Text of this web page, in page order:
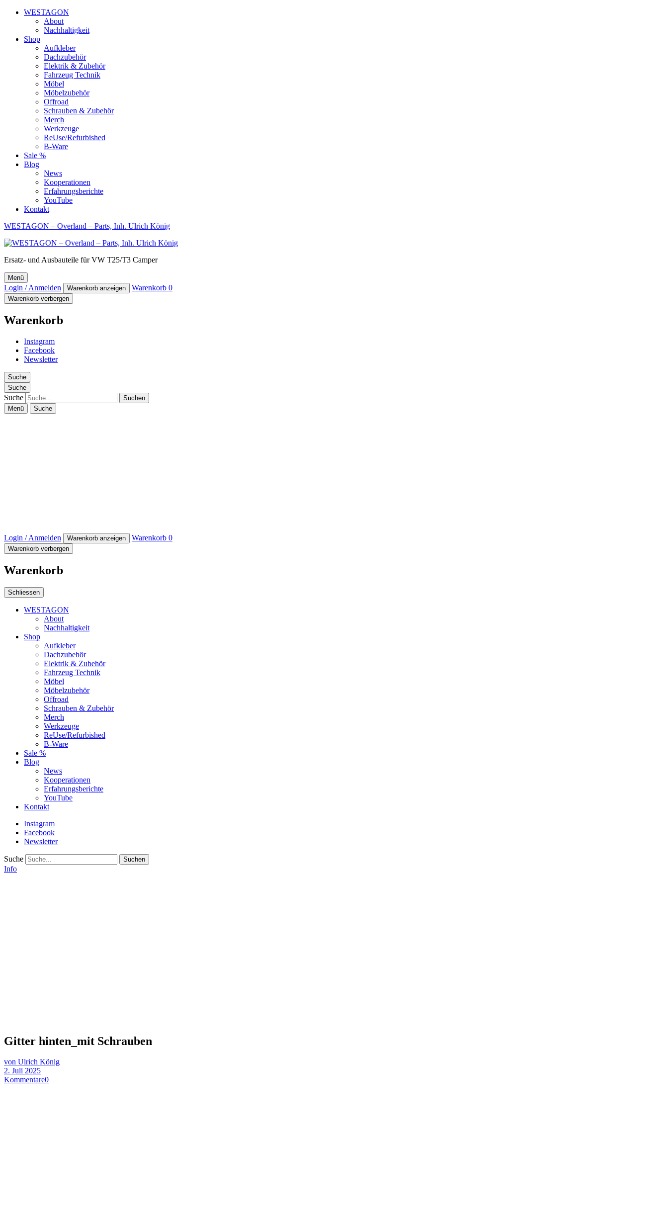
WESTAGON
About
Nachhaltigkeit
Shop
Aufkleber
Dachzubehör
Elektrik & Zubehör
Fahrzeug Technik
Möbel
Möbelzubehör
Offroad
Schrauben & Zubehör
Merch
Werkzeuge
ReUse/Refurbished
B-Ware
Sale %
Blog
News
Kooperationen
Erfahrungsberichte
YouTube
Kontakt
WESTAGON – Overland – Parts, Inh. Ulrich König
Ersatz- und Ausbauteile für VW T25/T3 Camper
Menü
Login / Anmelden Warenkorb anzeigen Warenkorb 0
Warenkorb verbergen
Warenkorb
Instagram
Facebook
Newsletter
Suche
Suche
Suche
Menü Suche
Login / Anmelden Warenkorb anzeigen Warenkorb 0
Warenkorb verbergen
Warenkorb
Schliessen
WESTAGON
About
Nachhaltigkeit
Shop
Aufkleber
Dachzubehör
Elektrik & Zubehör
Fahrzeug Technik
Möbel
Möbelzubehör
Offroad
Schrauben & Zubehör
Merch
Werkzeuge
ReUse/Refurbished
B-Ware
Sale %
Blog
News
Kooperationen
Erfahrungsberichte
YouTube
Kontakt
Instagram
Facebook
Newsletter
Suche
Info
Gitter hinten_mit Schrauben
von Ulrich König
2. Juli 2025
Kommentare0